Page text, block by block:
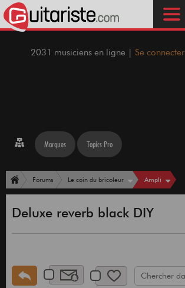
2031 musiciens en ligne | Se connecter
Marques Topics Pro
Forums Le coin du bricoleur Ampli
Deluxe reverb black DIY